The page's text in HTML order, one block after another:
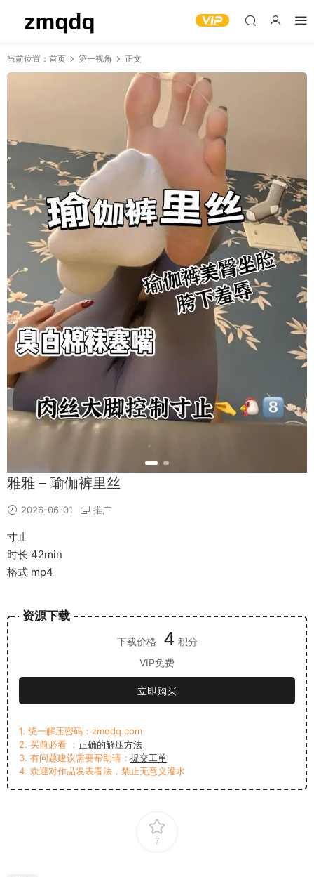
当前位置： 首页 第一视角 正文
雅雅 – 瑜伽裤里丝
2026-06-01 推广
寸止
时长 42min
格式 mp4
资源下载
下载价格 4 积分
VIP免费
立即购买
1. 统一解压密码：zmqdq.com
2. 买前必看 ： 正确的解压方法
3. 有问题建议需要帮助请： 提交工单
4. 欢迎对作品发表看法，禁止无意义灌水
7